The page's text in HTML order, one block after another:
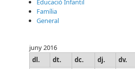
Família
General
juny 2016
dl.
dt. dc. dj. dv.